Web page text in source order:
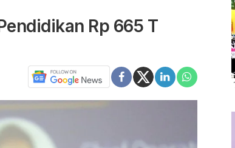
Rp 665 T